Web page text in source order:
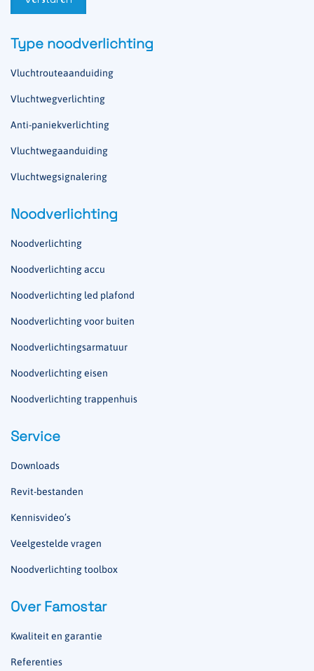
Type noodverlichting
Vluchtrouteaanduiding
Vluchtwegverlichting
Anti-paniekverlichting
Vluchtwegaanduiding
Vluchtwegsignalering
Noodverlichting
Noodverlichting
Noodverlichting accu
Noodverlichting led plafond
Noodverlichting voor buiten
Noodverlichtingsarmatuur
Noodverlichting eisen
Noodverlichting trappenhuis
Service
Downloads
Revit-bestanden
Kennisvideo’s
Veelgestelde vragen
Noodverlichting toolbox
Over Famostar
Kwaliteit en garantie
Referenties